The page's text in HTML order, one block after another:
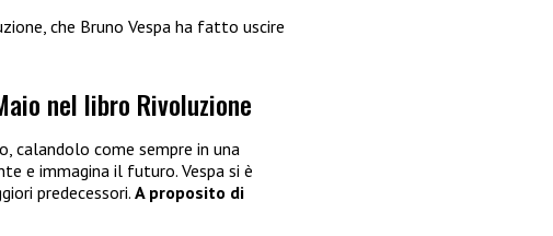
che Bruno Vespa ha fatto uscire
nel libro Rivoluzione
calandolo come sempre in una
e immagina il futuro. Vespa si è
predecessori. A proposito di